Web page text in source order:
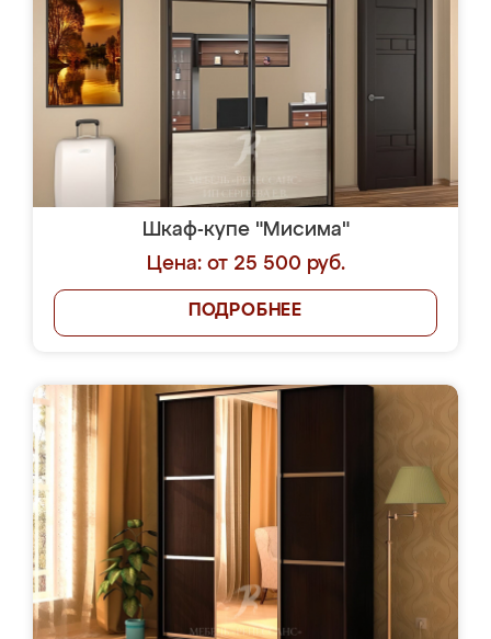
Шкаф-купе "Мисима"
Цена: от 25 500 руб.
ПОДРОБНЕЕ